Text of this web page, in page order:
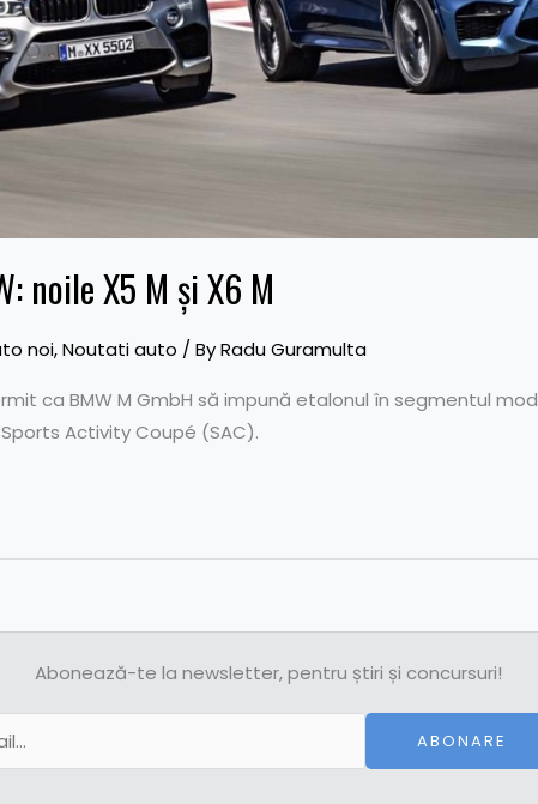
noile X5 M şi X6 M
noi,Noutati auto / ByRadu Guramulta
ca BMW M GmbH să impună etalonul în segmentul
Activity Coupé (SAC).
Abonează-te la newsletter, pentru știri și concursuri!
ABONARE